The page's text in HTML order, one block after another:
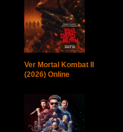
Ver Mortal Kombat II
(2026) Online